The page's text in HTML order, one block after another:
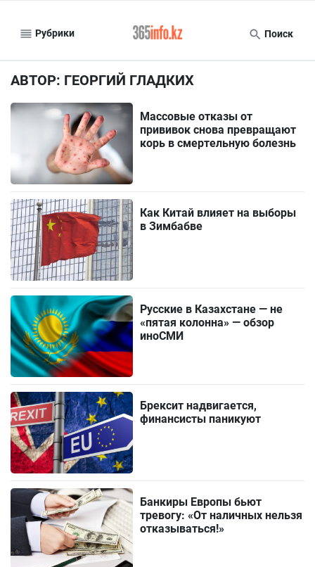
Рубрики Поиск
АВТОР: ГЕОРГИЙ ГЛАДКИХ
Массовые отказы от
прививок снова превращают
корь в смертельную болезнь
Как Китай влияет на выборы
в Зимбабве
Русские в Казахстане — не
«пятая колонна» — обзор
иноСМИ
Брексит надвигается,
финансисты паникуют
Банкиры Европы бьют
тревогу: «От наличных нельзя
отказываться!»